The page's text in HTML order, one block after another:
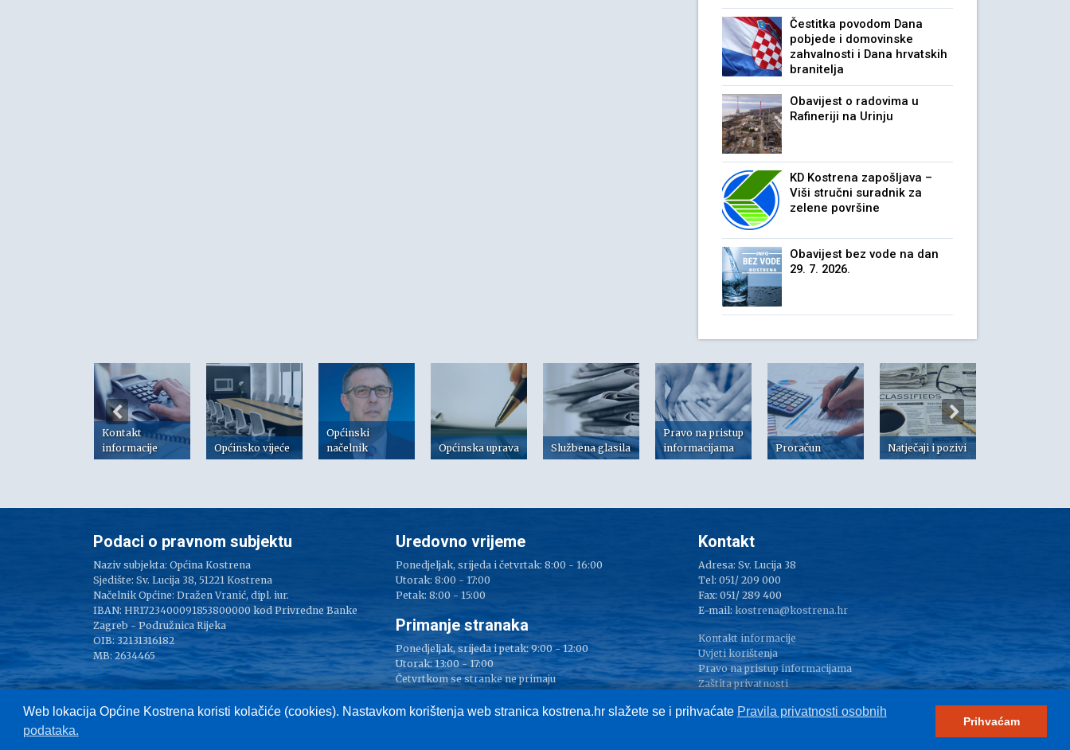
Čestitka povodom Dana
pobjede i domovinske
zahvalnosti i Dana hrvatskih
branitelja
Obavijest o radovima u
Rafineriji na Urinju
KD Kostrena zapošljava –
Viši stručni suradnik za
zelene površine
Obavijest bez vode na dan
29. 7. 2026.
Kontakt
informacije
Općinsko vijeće
Općinski
načelnik
Općinska uprava Službena glasila
Pravo na pristup
informacijama
Proračun Natječaji i pozivi
Web lokacija Općine Kostrena koristi kolačiće (cookies). Nastavkom korištenja web stranica kostrena.hr slažete se i prihvaćate Pravila privatnosti osobnih
podataka.
Prihvaćam
Podaci o pravnom subjektu
Naziv subjekta: Općina Kostrena
Sjedište: Sv. Lucija 38, 51221 Kostrena
Načelnik Općine: Dražen Vranić, dipl. iur.
IBAN: HR1723400091853800000 kod Privredne Banke
Zagreb - Podružnica Rijeka
OIB: 32131316182
MB: 2634465
Uredovno vrijeme
Ponedjeljak, srijeda i četvrtak: 8:00 - 16:00
Utorak: 8:00 - 17:00
Petak: 8:00 - 15:00
Primanje stranaka
Ponedjeljak, srijeda i petak: 9:00 - 12:00
Utorak: 13:00 - 17:00
Četvrtkom se stranke ne primaju
Kontakt
Adresa: Sv. Lucija 38
Tel: 051/ 209 000
Fax: 051/ 289 400
E-mail: kostrena@kostrena.hr
Kontakt informacije
Uvjeti korištenja
Pravo na pristup informacijama
Zaštita privatnosti